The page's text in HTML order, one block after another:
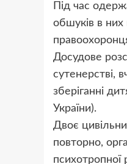
Під час
обшуків в них
Досудове
сутенерстві,
зберіганні
України).
Двоє
повторно,
психотропної